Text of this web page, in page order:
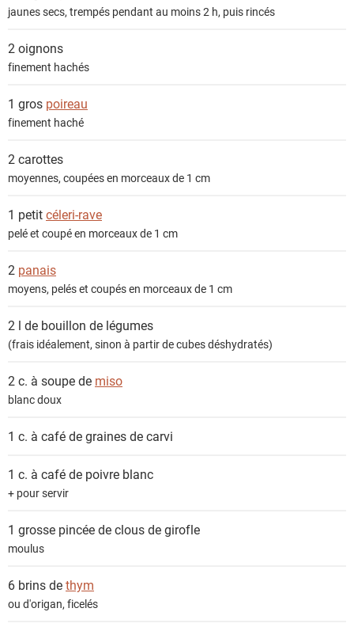
e
n
t
jaunes secs, trempés pendant au moins 2 h, puis rincés
2 oignons
finement hachés
1 gros poireau
finement haché
2 carottes
moyennes, coupées en morceaux de 1 cm
1 petitcéleri-rave
pelé et coupé en morceaux de 1 cm
2 panais
moyens, pelés et coupés en morceaux de 1 cm
2 l de bouillon de légumes
(frais idéalement, sinon à partir de cubes déshydratés)
2 c. à soupe de miso
blanc doux
1 c. à café degraines de carvi
1 c. à café de poivre blanc
+ pour servir
1 grosse pincée declous de girofle
moulus
6 brins dethym
ou d'origan, ficelés